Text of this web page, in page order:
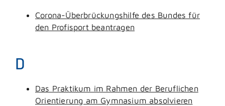
Corona-Überbrückungshilfe des Bundes für
den Profisport beantragen
D
Das Praktikum im Rahmen der Beruflichen
Orientierung am Gymnasium absolvieren